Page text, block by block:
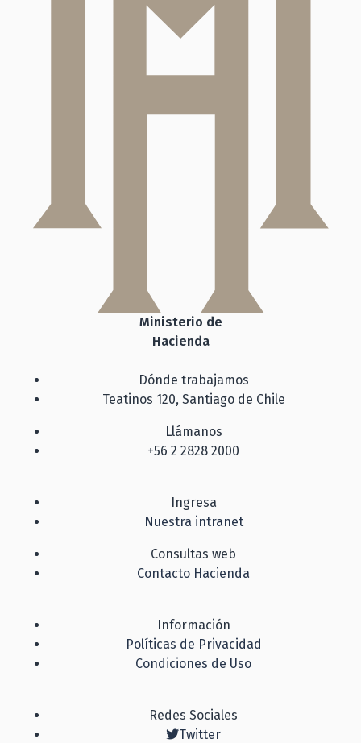
Ministerio de
Hacienda
Dónde trabajamos
Teatinos 120, Santiago de Chile
Llámanos
+56 2 2828 2000
Ingresa
Nuestra intranet
Consultas web
Contacto Hacienda
Información
Políticas de Privacidad
Condiciones de Uso
Redes Sociales
Twitter